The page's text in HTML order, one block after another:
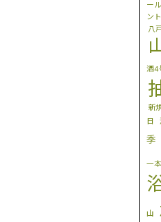
ー
ン
八
酒4
新
日
季
一本
山